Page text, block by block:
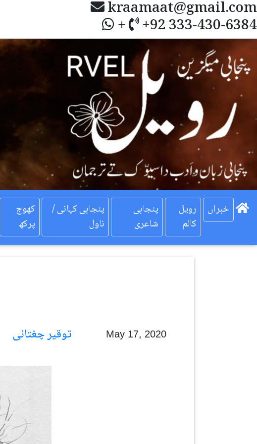
kraamaat@gmail.com
+ +92 333-430-6384
کھوج
پرکھ
پنجابی کہانی /
ناول
پنجابی
شاعری
رویل
کالم
خبراں
May 17, 2020